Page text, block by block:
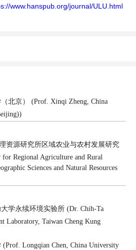
集约用地学领域内不同方向问题与发展的
www.hanspub.org/journal/ULU.html
北京） (Prof. Xinqi Zheng, China
资源研究所区域农业与农村发展研究
Regional Agriculture and Rural
Sciences and Natural Resources
学永续环境实验所 (Dr. Chih-Ta
Laboratory, Taiwan Cheng Kung
Longqian Chen, China University